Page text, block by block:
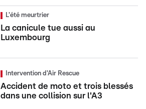
L'été meurtrier
La canicule tue aussi au
Luxembourg
Intervention d'Air Rescue
Accident de moto et trois blessés
dans une collision sur l'A3